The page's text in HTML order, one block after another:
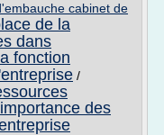
cabinet de
de la
dans
fonction
/
importance des